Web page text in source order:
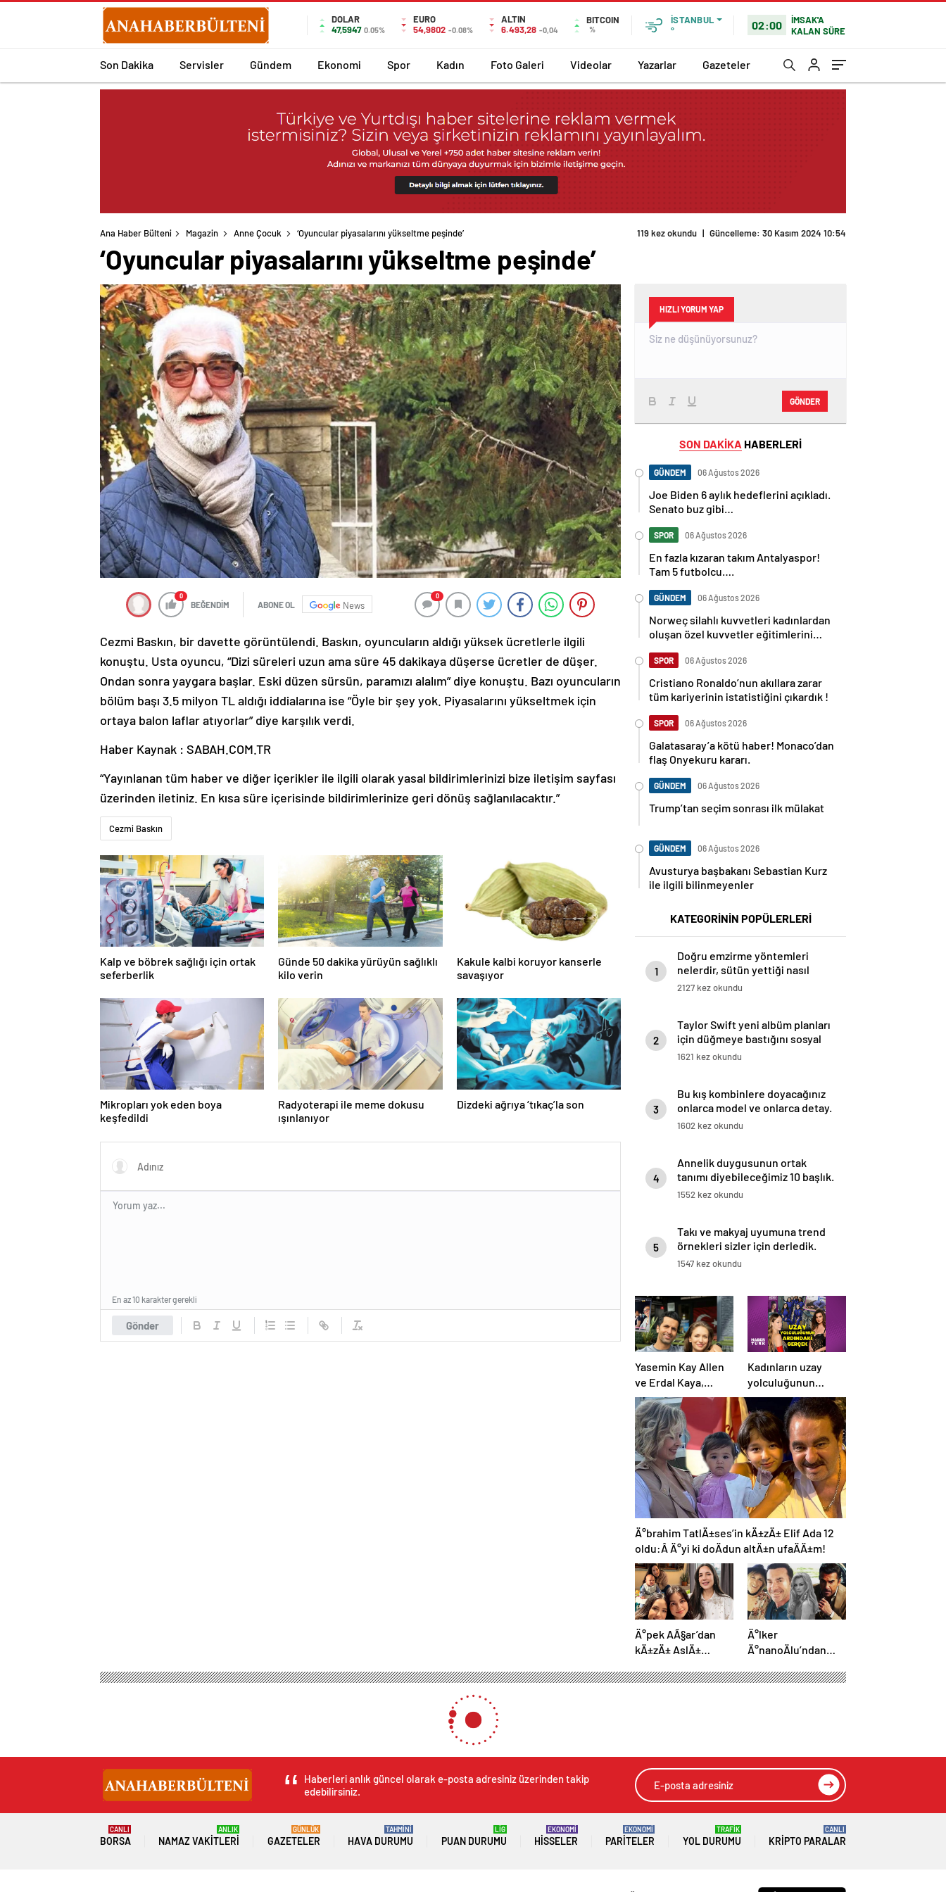
DOLAR
47,5947 0.05%
EURO
54,9802 -0.08%
ALTIN
6.493,28 -0,04
BITCOIN
%
İSTANBUL
°
02:00
İMSAK'A
KALAN SÜRE
Son Dakika Servisler Gündem Ekonomi Spor Kadın Foto Galeri Videolar Yazarlar Gazeteler
Ana Haber Bülteni Magazin Anne Çocuk ‘Oyuncular piyasalarını yükseltme peşinde’ 119 kez okundu | Güncelleme: 30 Kasım 2024 10:54
‘Oyuncular piyasalarını yükseltme peşinde’
0
BEĞENDİM ABONE OL News
0
Cezmi Baskın, bir davette görüntülendi. Baskın, oyuncuların aldığı yüksek ücretlerle ilgili
konuştu. Usta oyuncu, “Dizi süreleri uzun ama süre 45 dakikaya düşerse ücretler de düşer.
Ondan sonra yaygara başlar. Eski düzen sürsün, paramızı alalım” diye konuştu. Bazı oyuncuların
bölüm başı 3.5 milyon TL aldığı iddialarına ise “Öyle bir şey yok. Piyasalarını yükseltmek için
ortaya balon laflar atıyorlar” diye karşılık verdi.
Haber Kaynak : SABAH.COM.TR
“Yayınlanan tüm haber ve diğer içerikler ile ilgili olarak yasal bildirimlerinizi bize iletişim sayfası
üzerinden iletiniz. En kısa süre içerisinde bildirimlerinize geri dönüş sağlanılacaktır.”
Cezmi Baskın
Kalp ve böbrek sağlığı için ortak
seferberlik
Günde 50 dakika yürüyün sağlıklı
kilo verin
Kakule kalbi koruyor kanserle
savaşıyor
Mikropları yok eden boya
keşfedildi
Radyoterapi ile meme dokusu
ışınlanıyor
Dizdeki ağrıya ‘tıkaç’la son
Gönder
En az 10 karakter gerekli
HIZLI YORUM YAP
GÖNDER
SON DAKİKA HABERLERİ
GÜNDEM 06 Ağustos 2026
Joe Biden 6 aylık hedeflerini açıkladı.
Senato buz gibi…
SPOR 06 Ağustos 2026
En fazla kızaran takım Antalyaspor!
Tam 5 futbolcu….
GÜNDEM 06 Ağustos 2026
Norweç silahlı kuvvetleri kadınlardan
oluşan özel kuvvetler eğitimlerini
SPOR 06 Ağustos 2026
Cristiano Ronaldo’nun akıllara zarar
tüm kariyerinin istatistiğini çıkardık !
SPOR 06 Ağustos 2026
Galatasaray’a kötü haber! Monaco’dan
flaş Onyekuru kararı.
GÜNDEM 06 Ağustos 2026
Trump’tan seçim sonrası ilk mülakat
GÜNDEM 06 Ağustos 2026
Avusturya başbakanı Sebastian Kurz
ile ilgili bilinmeyenler
KATEGORİNİN POPÜLERLERİ
1
Doğru emzirme yöntemleri
nelerdir, sütün yettiği nasıl
anlaşılır?
2127 kez okundu
2
Taylor Swift yeni albüm planları
için düğmeye bastığını sosyal
medyadan duyurdu!
1621 kez okundu
3
Bu kış kombinlere doyacağınız
onlarca model ve onlarca detay.
1602 kez okundu
4
Annelik duygusunun ortak
tanımı diyebileceğimiz 10 başlık.
1552 kez okundu
5
Takı ve makyaj uyumuna trend
örnekleri sizler için derledik.
1547 kez okundu
Yasemin Kay Allen
ve Erdal Kaya,
romantik
paylaşımlarına
devam ediyor
Kadınların uzay
yolculuğunun
ardındaki gerçek:
Eleştirenler ve
mürettebatın
savunması
Ä°brahim TatlÄ±ses’in kÄ±zÄ± Elif Ada 12
oldu:Â Ä°yi ki doÄdun altÄ±n ufaÄÄ±m!
Ä°pek AÃ§ar’dan
kÄ±zÄ± AslÄ±
Ãmer ile yeni kare
Ä°lker
Ä°nanoÄlu’ndan
paylaÅÄ±mÄ±:
Haberleri anlık güncel olarak e-posta adresiniz üzerinden takip
edebilirsiniz.
BORSA
CANLI
NAMAZ VAKITLERI
ANLIK
GAZETELER
GÜNLÜK
HAVA DURUMU
TAHMİNİ
PUAN DURUMU
LİG
HISSELER
EKONOMİ
PARITELER
EKONOMİ
YOL DURUMU
TRAFİK
KRIPTO PARALAR
CANLI